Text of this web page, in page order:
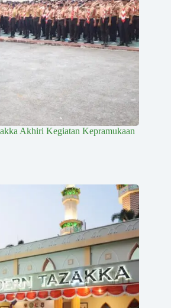
Akhiri Kegiatan Kepramukaan